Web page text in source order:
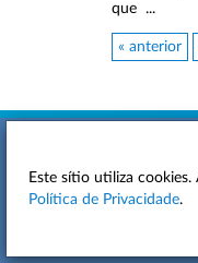
que ...
« anterior
Este sítio utiliza
Política de Privacidade.